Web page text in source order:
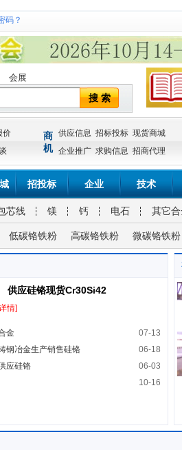
码？
会展
搜 索
价
商
机
供应信息 招标投标 现货商城
企业推广 求购信息 招商代理
招投标 企业 技术
芯线 镁 钙 电石 其它合
低碳铬铁粉 高碳铬铁粉 微碳铬铁粉
供应硅铬现货Cr30Si42
情]
金
07-13
钢冶金生产销售硅铬
06-18
应硅铬
06-03
10-16